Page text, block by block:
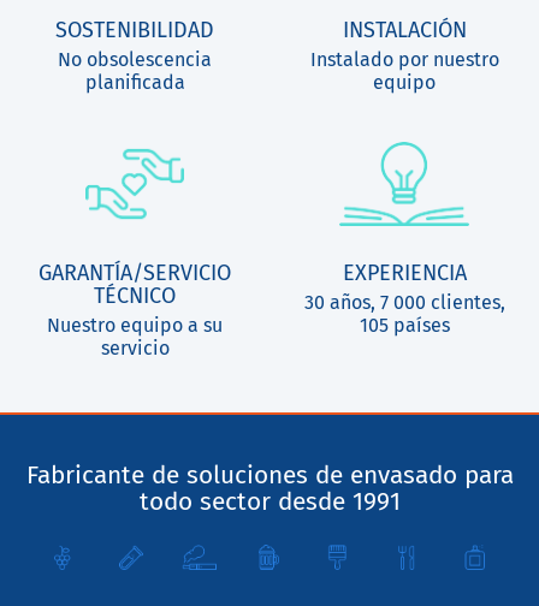
SOSTENIBILIDAD
No obsolescencia
planificada
INSTALACIÓN
Instalado por nuestro
equipo
GARANTÍA/SERVICIO
TÉCNICO
Nuestro equipo a su
servicio
EXPERIENCIA
30 años, 7 000 clientes,
105 países
Fabricante de soluciones de envasado para
todo sector desde 1991